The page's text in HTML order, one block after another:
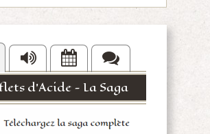
d'Acide - La Saga